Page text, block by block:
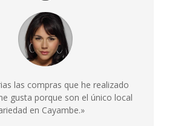
las compras que he realizado
gusta porque son el único local
en Cayambe.»